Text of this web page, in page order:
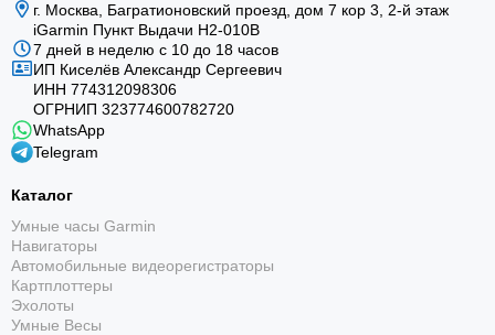
г. Москва, Багратионовский проезд, дом 7 кор 3, 2-й этаж
iGarmin Пункт Выдачи Н2-010В
7 дней в неделю с 10 до 18 часов
ИП Киселёв Александр Сергеевич
ИНН 774312098306
ОГРНИП 323774600782720
WhatsApp
Telegram
Каталог
Умные часы Garmin
Навигаторы
Автомобильные видеорегистраторы
Картплоттеры
Эхолоты
Умные Весы